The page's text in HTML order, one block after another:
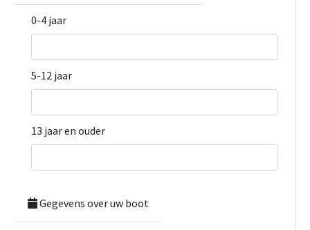
0-4 jaar
5-12 jaar
13 jaar en ouder
Gegevens over uw boot